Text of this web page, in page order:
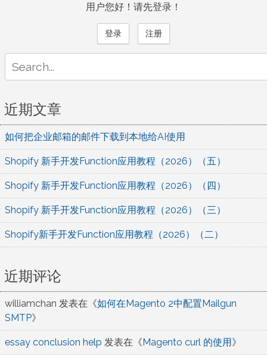
用户您好！请先登录！
登录 注册
for:
近期文章
如何把企业邮箱的邮件下载到本地给AI使用
Shopify 新手开发Function应用教程（2026）（五）
Shopify 新手开发Function应用教程（2026）（四）
Shopify 新手开发Function应用教程（2026）（三）
Shopify新手开发Function应用教程（2026）（二）
近期评论
williamchan 发表在《如何在Magento 2中配置Mailgun
SMTP》
essay conclusion help 发表在《 Magento curl 的使用 》